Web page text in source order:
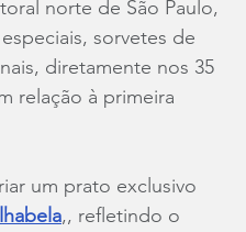
norte de São Paulo,
sorvetes de
diretamente nos 35
relação à primeira
um prato exclusivo
,, refletindo o